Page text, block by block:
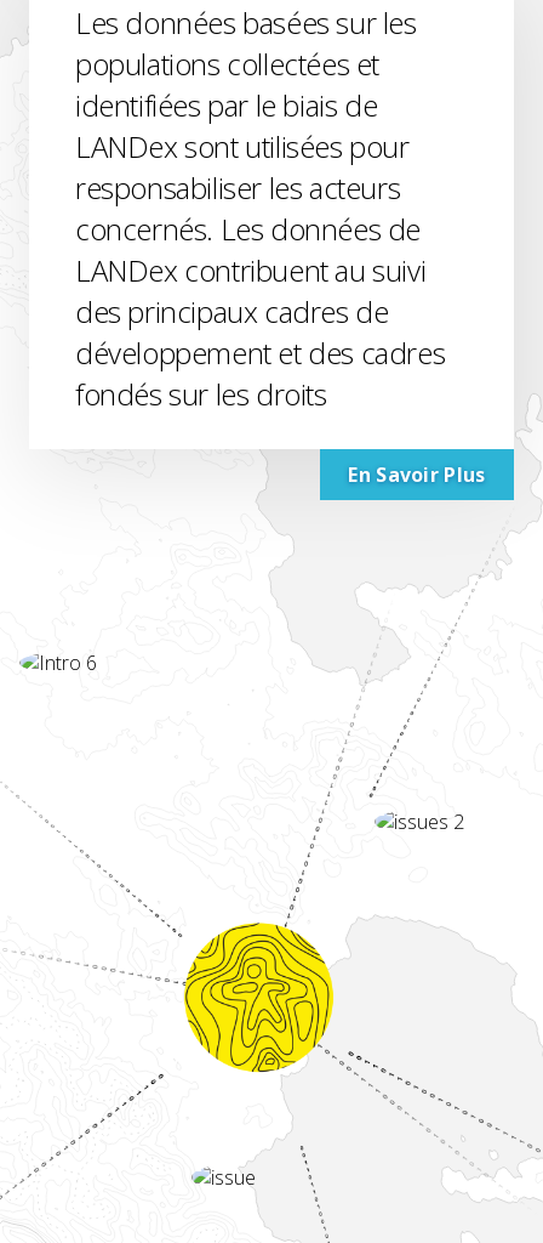
Les données basées sur les
populations collectées et
identifiées par le biais de
LANDex sont utilisées pour
responsabiliser les acteurs
concernés. Les données de
LANDex contribuent au suivi
des principaux cadres de
développement et des cadres
fondés sur les droits
En Savoir Plus